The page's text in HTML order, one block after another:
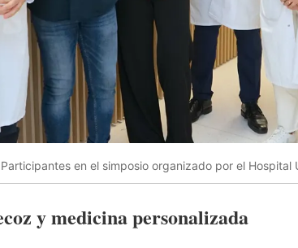
Participantes en el simposio organizado por el Hospital
y medicina personalizada